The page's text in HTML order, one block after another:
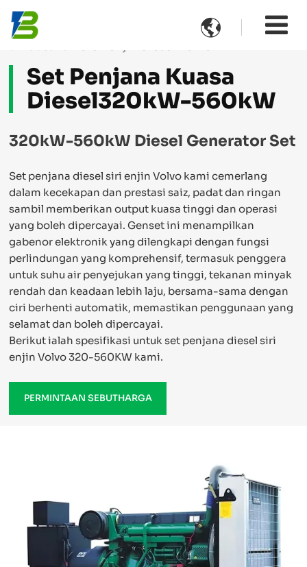

Set Penjana Kuasa
Diesel320kW-560kW
320kW-560kW Diesel Generator Set
Set penjana diesel siri enjin Volvo kami cemerlang
dalam kecekapan dan prestasi saiz, padat dan ringan
sambil memberikan output kuasa tinggi dan operasi
yang boleh dipercayai. Genset ini menampilkan
gabenor elektronik yang dilengkapi dengan fungsi
perlindungan yang komprehensif, termasuk penggera
untuk suhu air penyejukan yang tinggi, tekanan minyak
rendah dan keadaan lebih laju, bersama-sama dengan
ciri berhenti automatik, memastikan penggunaan yang
selamat dan boleh dipercayai.
Berikut ialah spesifikasi untuk set penjana diesel siri
enjin Volvo 320-560KW kami.
PERMINTAAN SEBUTHARGA